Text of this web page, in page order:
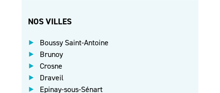
NOS VILLES
Boussy Saint-Antoine
Brunoy
Crosne
Draveil
Epinay-sous-Sénart